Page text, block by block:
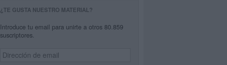
¿TE GUSTA NUESTRO MATERIAL?
Introduce tu email para unirte a otros 80.859
suscriptores.
Dirección
de